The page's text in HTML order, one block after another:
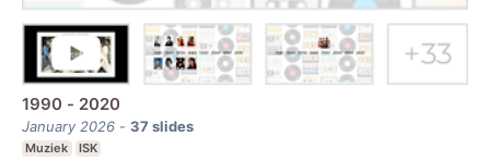
1990 - 2020
January 2026 - 37 slides
Muziek ISK